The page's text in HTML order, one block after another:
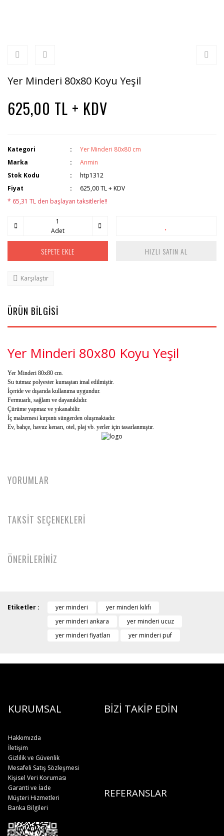
Yer Minderi 80x80 Koyu Yeşil
625,00 TL + KDV
Kategori
Yer Minderi 80x80 cm
Marka
Anmin
Stok Kodu
htp1312
Fiyat
625,00 TL + KDV
* 65,31 TL den başlayan taksitlerle!!
Adet
SEPETE EKLE HIZLI SATIN AL
Karşılaştır
ÜRÜN BİLGİSİ
Yer Minderi 80x80 Koyu Yeşil
Yer Minderi 80x80 cm.
Su tutmaz polyester kumaştan imal edilmiştir.
İçeride ve dışarıda kullanıma uygundur.
Fermuarlı, sağlam ve dayanıklıdır.
Çürüme yapmaz ve yıkanabilir.
İç malzemesi kırpıntı süngerden oluşmaktadır.
Ev, bahçe, havuz kenarı, otel, plaj vb. yerler için tasarlanmıştır.
YORUMLAR
TAKSİT SEÇENEKLERİ
ÖNERİLERİNİZ
Etiketler : yer minderi
yer minderi kılıfı
yer minderi ankara
yer minderi ucuz
yer minderi fiyatları
yer minderi puf
KURUMSAL BİZİ TAKİP EDİN
Hakkımızda
İletişim
Gizlilik ve Güvenlik
Mesafeli Satış Sözleşmesi
Kişisel Veri Koruması
REFERANSLAR
Garanti ve İade
Müşteri Hizmetleri
Banka Bilgileri